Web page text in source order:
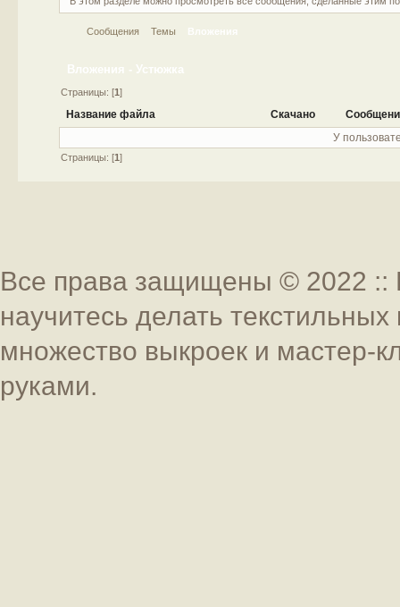
Сообщения Темы Вложения
Вложения - Устюжка
Страницы: [1]
Название файла Скачано
У
Страницы: [1 ]
Все права защищены © 2022
научитесь делать
множество выкроек и мастер-
руками.